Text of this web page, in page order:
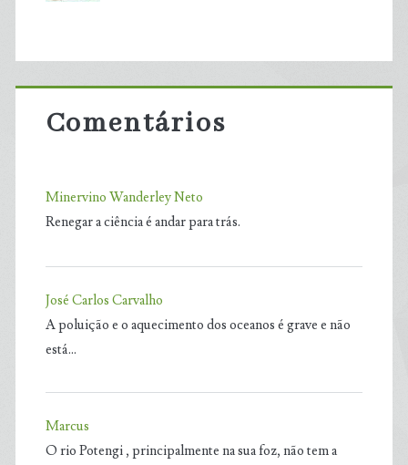
Comentários
Minervino Wanderley Neto
Renegar a ciência é andar para trás.
José Carlos Carvalho
A poluição e o aquecimento dos oceanos é grave e não
está…
Marcus
O rio Potengi , principalmente na sua foz, não tem a